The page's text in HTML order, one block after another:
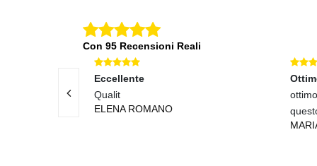
Con 95 Recensioni Reali
Eccellente
Qualit
ELENA ROMANO